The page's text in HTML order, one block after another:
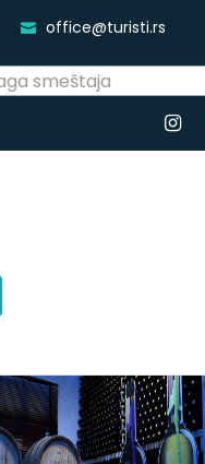
office@turisti.rs
smeštaja